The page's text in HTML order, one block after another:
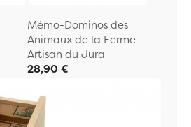
Mémo-Dominos des
Animaux de la Ferme
Artisan du Jura
28,90 €